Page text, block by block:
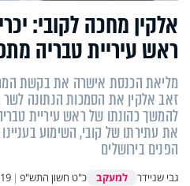
אלקין מחכה לקובי:
ראש עיריית טבריה
מליאת הכנסת אישרה את בקשת
זאב אלקין את הסמכות הנתונה
להמשך כהונתו של ראש עיריית
את עתירתו של קובי, השימוע
הפנים בירושלים
גבי שניידר למעקב כ"ט חשון התש"פ |